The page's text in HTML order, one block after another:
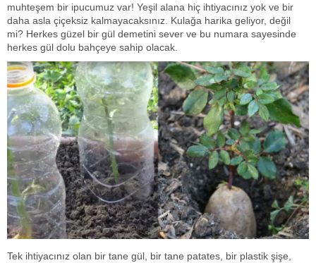
muhteşem bir ipucumuz var! Yeşil alana hiç ihtiyacınız yok ve bir
daha asla çiçeksiz kalmayacaksınız. Kulağa harika geliyor, değil
mi? Herkes güzel bir gül demetini sever ve bu numara sayesinde
herkes gül dolu bahçeye sahip olacak.
Tek ihtiyacınız olan bir tane gül, bir tane patates, bir plastik şişe,